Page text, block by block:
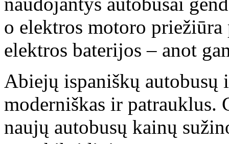
o elektros motoro
elektros baterijos – anot
Abiejų ispaniškų autobusų
moderniškas ir patrauklus.
naujų autobusų kainų